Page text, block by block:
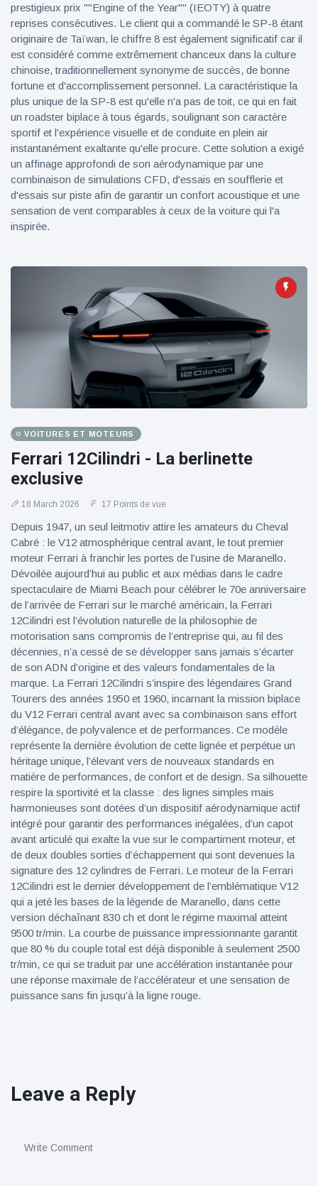
prestigieux prix ""Engine of the Year"" (IEOTY) à quatre
reprises consécutives. Le client qui a commandé le SP-8 étant
originaire de Taïwan, le chiffre 8 est également significatif car il
est considéré comme extrêmement chanceux dans la culture
chinoise, traditionnellement synonyme de succès, de bonne
fortune et d'accomplissement personnel. La caractéristique la
plus unique de la SP-8 est qu'elle n'a pas de toit, ce qui en fait
un roadster biplace à tous égards, soulignant son caractère
sportif et l'expérience visuelle et de conduite en plein air
instantanément exaltante qu'elle procure. Cette solution a exigé
un affinage approfondi de son aérodynamique par une
combinaison de simulations CFD, d'essais en soufflerie et
d'essais sur piste afin de garantir un confort acoustique et une
sensation de vent comparables à ceux de la voiture qui l'a
inspirée.
VOITURES ET MOTEURS
Ferrari 12Cilindri - La berlinette
exclusive
18 March 2026 17 Points de vue
Depuis 1947, un seul leitmotiv attire les amateurs du Cheval
Cabré : le V12 atmosphérique central avant, le tout premier
moteur Ferrari à franchir les portes de l’usine de Maranello.
Dévoilée aujourd’hui au public et aux médias dans le cadre
spectaculaire de Miami Beach pour célébrer le 70e anniversaire
de l’arrivée de Ferrari sur le marché américain, la Ferrari
12Cilindri est l’évolution naturelle de la philosophie de
motorisation sans compromis de l’entreprise qui, au fil des
décennies, n’a cessé de se développer sans jamais s’écarter
de son ADN d’origine et des valeurs fondamentales de la
marque. La Ferrari 12Cilindri s’inspire des légendaires Grand
Tourers des années 1950 et 1960, incarnant la mission biplace
du V12 Ferrari central avant avec sa combinaison sans effort
d’élégance, de polyvalence et de performances. Ce modèle
représente la dernière évolution de cette lignée et perpétue un
héritage unique, l’élevant vers de nouveaux standards en
matière de performances, de confort et de design. Sa silhouette
respire la sportivité et la classe : des lignes simples mais
harmonieuses sont dotées d’un dispositif aérodynamique actif
intégré pour garantir des performances inégalées, d’un capot
avant articulé qui exalte la vue sur le compartiment moteur, et
de deux doubles sorties d’échappement qui sont devenues la
signature des 12 cylindres de Ferrari. Le moteur de la Ferrari
12Cilindri est le dernier développement de l’emblématique V12
qui a jeté les bases de la légende de Maranello, dans cette
version déchaînant 830 ch et dont le régime maximal atteint
9500 tr/min. La courbe de puissance impressionnante garantit
que 80 % du couple total est déjà disponible à seulement 2500
tr/min, ce qui se traduit par une accélération instantanée pour
une réponse maximale de l’accélérateur et une sensation de
puissance sans fin jusqu’à la ligne rouge.
Leave a Reply